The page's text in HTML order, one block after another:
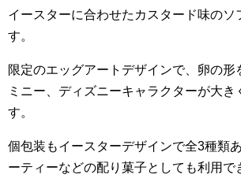
イースターに合わせたカスタード味のソ
す。
限定のエッグアートデザインで、卵の形
ミニー、ディズニーキャラクターが大き
す。
個包装もイースターデザインで全3種類
ーティーなどの配り菓子としても利用で